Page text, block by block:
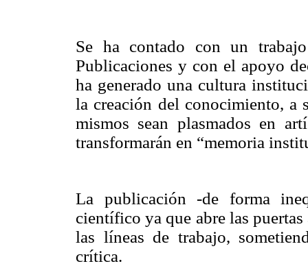
Se ha contado con un
Publicaciones y con el apoyo
ha generado una cultura
la creación del conocimiento, a
mismos sean plasmados en
transformarán en “memoria
La publicación -de forma
científico ya que abre las
las líneas de trabajo,
crítica.